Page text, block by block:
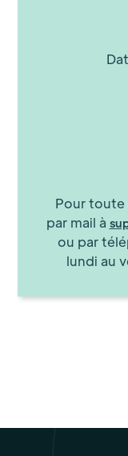
Pour toute
par mail à
ou par
lundi au